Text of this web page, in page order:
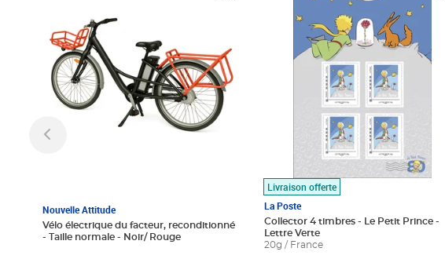
Nouvelle Attitude
Vélo électrique du facteur, reconditionné
- Taille normale - Noir/ Rouge
Livraison offerte
La Poste
Collector 4 timbres - Le Petit Prince -
Lettre Verte
20g / France